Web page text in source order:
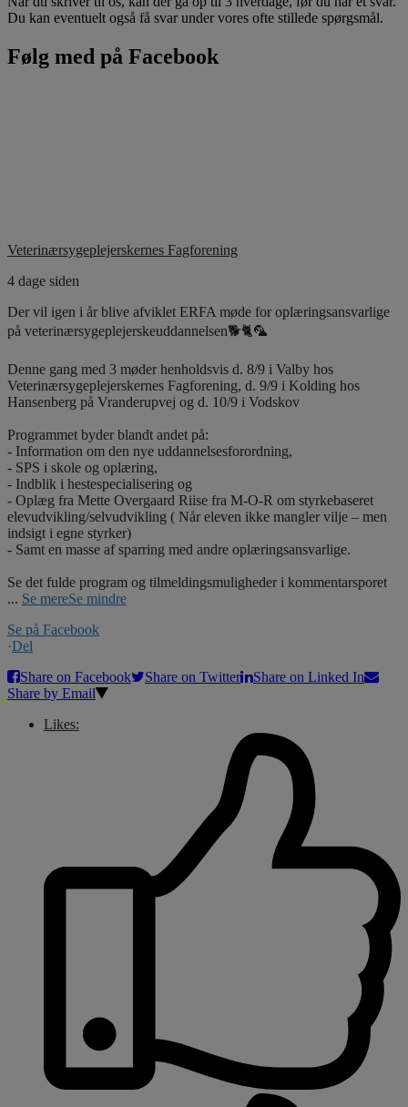
Du kan eventuelt også få svar under vores ofte stillede spørgsmål.
Følg med på Facebook
Veterinærsygeplejerskernes Fagforening
4 dage siden
Der vil igen i år blive afviklet ERFA møde for oplæringsansvarlige
på veterinærsygeplejerskeuddannelsen🐕🐈🦜
Denne gang med 3 møder henholdsvis d. 8/9 i Valby hos
Veterinærsygeplejerskernes Fagforening, d. 9/9 i Kolding hos
Hansenberg på Vranderupvej og d. 10/9 i Vodskov
Programmet byder blandt andet på:
- Information om den nye uddannelsesforordning,
- SPS i skole og oplæring,
- Indblik i hestespecialisering og
- Oplæg fra Mette Overgaard Riise fra M-O-R om styrkebaseret
elevudvikling/selvudvikling ( Når eleven ikke mangler vilje – men
indsigt i egne styrker)
- Samt en masse af sparring med andre oplæringsansvarlige.
Se det fulde program og tilmeldingsmuligheder i kommentarsporet
... Se mereSe mindre
Se på Facebook
·Del
Share on Facebook
Share on Twitter
Share on Linked In
Share by Email
Likes: